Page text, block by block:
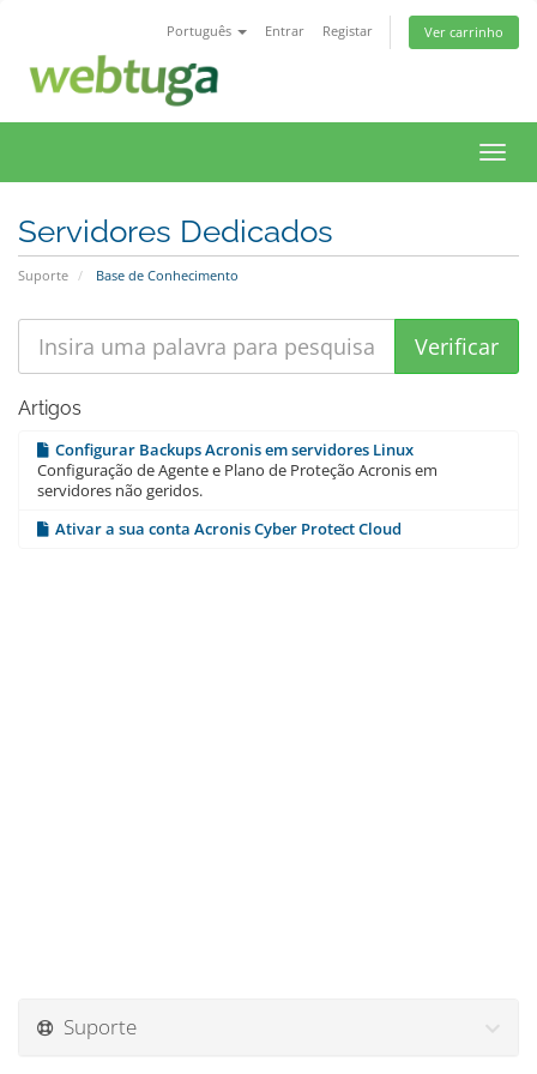
Português Entrar Registar Ver carrinho
Servidores Dedicados
Suporte Base de Conhecimento
Artigos
Configurar Backups Acronis em servidores Linux
Configuração de Agente e Plano de Proteção Acronis em
servidores não geridos.
Ativar a sua conta Acronis Cyber Protect Cloud
Suporte